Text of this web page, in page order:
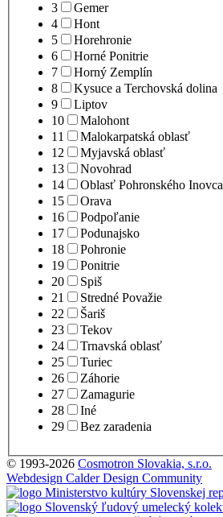
3
Gemer
4
Hont
5
Horehronie
6
Horné Ponitrie
7
Horný Zemplín
8
Kysuce a Terchovská dolina
9
Liptov
10
Malohont
11
Malokarpatská oblasť
12
Myjavská oblasť
13
Novohrad
14
Oblasť Pohronského Inovca
15
Orava
16
Podpoľanie
17
Podunajsko
18
Pohronie
19
Ponitrie
20
Spiš
21
Stredné Považie
22
Šariš
23
Tekov
24
Trnavská oblasť
25
Turiec
26
Záhorie
27
Zamagurie
28
Iné
29
Bez zaradenia
© 1993-2026 Cosmotron Slovakia, s.r.o.
Webdesign Calder Design Community